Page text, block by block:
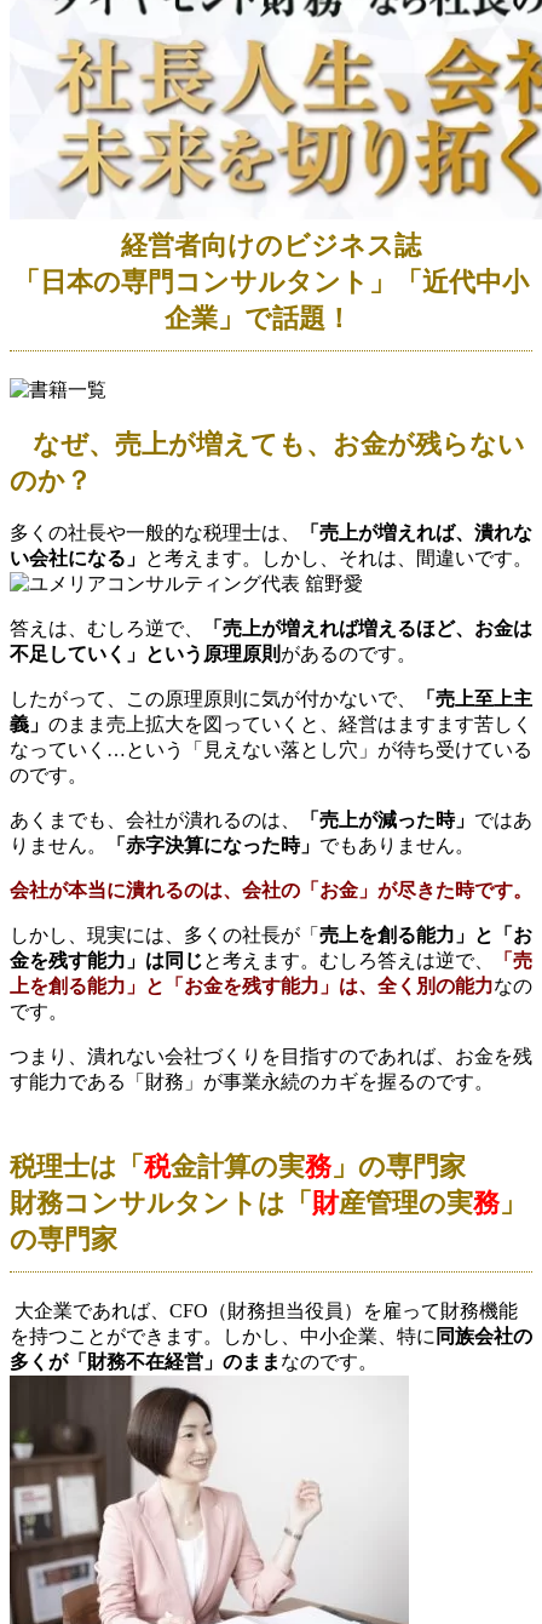
経営者向けのビジネス誌
「日本の専門コンサルタント」「近代中小
企業」で話題！
なぜ、売上が増えても、お金が残らない
のか？
多くの社長や一般的な税理士は、
「売上が増えれば、潰れな
い会社になる」 と考えます。しかし、それは、間違いです。
答えは、むしろ逆で、
「売上が増えれば増えるほど、お金は
不足していく」という原理原則 があるのです。
したがって、この原理原則に気が付かないで、
「売上至上主
義」 のまま売上拡大を図っていくと、経営はますます苦しく
なっていく…という「見えない落とし穴」が待ち受けている
のです。
あくまでも、 会社が潰れるのは、 「売上が減った時」 ではあ
りません。
「赤字決算になった時」 でもありません。
会社が本当に潰れるのは、会社の「お金」が尽きた時です。
しかし、現実には、多くの社長が「 売上を創る能力」と「お
金を残す能力」は同じと考えます。むしろ答えは逆で、
「売
上を創る能力」と「お金を残す能力」は、全く別の能力なの
です。
つまり、潰れない会社づくりを目指すのであれば、お金を残
す能力である「財務」が事業永続のカギを握るのです。
税理士は「 税金計算の実務」の専門家
財務コンサルタントは「 財産管理の実務」
の専門家
大企業であれば、CFO（財務担当役員）を雇って財務機能
を持つことができます。しかし、中小企業、特に 同族会社の
多くが「財務不在経営」のまま なのです。